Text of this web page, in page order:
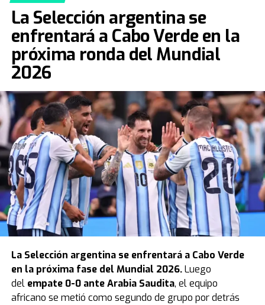
La Selección argentina se
enfrentará a Cabo Verde en la
próxima ronda del Mundial
2026
La Selección argentinase enfrentará a Cabo Verde
en la próxima fase del Mundial 2026.Luego
del empate 0-0 ante Arabia Saudita, el equipo
africano se metió como segundo de grupo por detrás